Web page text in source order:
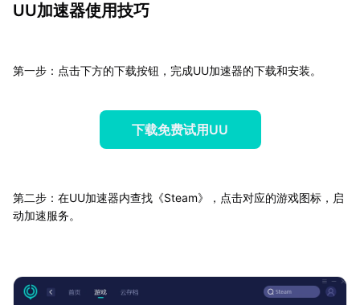
UU加速器使用技巧
第一步：点击下方的下载按钮，完成UU加速器的下载和安装。
下载免费试用UU
第二步：在UU加速器内查找《Steam》，点击对应的游戏图标，启
动加速服务。